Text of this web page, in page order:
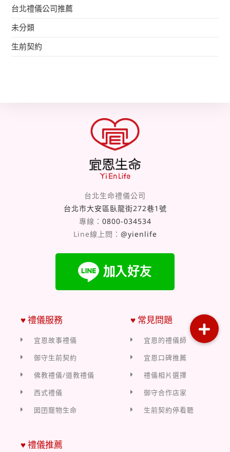
台北禮儀公司推薦
未分類
生前契約
台北生命禮儀公司
台北市大安區臥龍街272巷1號
專線： 0800-034534
Line線上問： @yienlife
♥ 禮儀服務
宜恩故事禮儀
御守生前契約
佛教禮儀/道教禮儀
西式禮儀
囡囝寵物生命
♥ 常見問題
宜恩的禮儀師
宜恩口碑推薦
禮儀相片選擇
御守合作店家
生前契約停看聽
♥ 禮儀推薦